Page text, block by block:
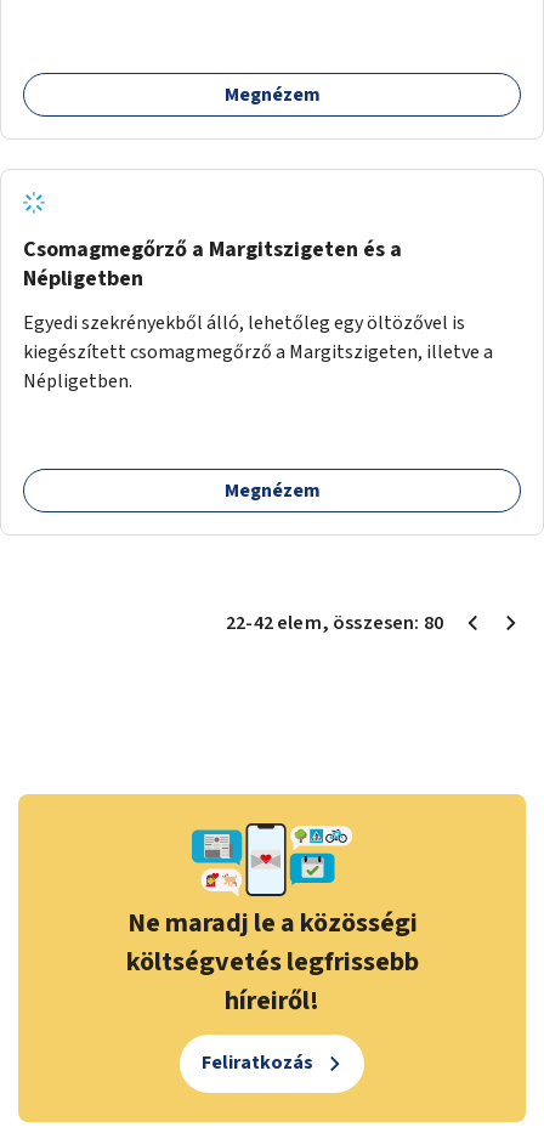
Megnézem
Csomagmegőrző a Margitszigeten és a
Népligetben
Egyedi szekrényekből álló, lehetőleg egy öltözővel is
kiegészített csomagmegőrző a Margitszigeten, illetve a
Népligetben.
Megnézem
22-42elem, összesen: 80
Ne maradj le a közösségi
költségvetés legfrissebb
híreiről!
Feliratkozás